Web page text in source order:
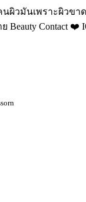
นผิวมันเพราะผิวข
Contact ❤️